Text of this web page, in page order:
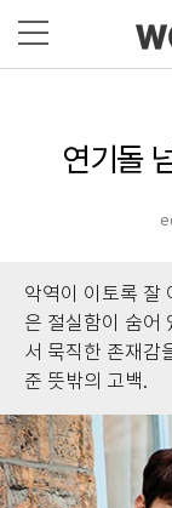
연기돌
악역이 이토록 잘
은 절실함이 숨어
서 묵직한 존재감
준 뜻밖의 고백.